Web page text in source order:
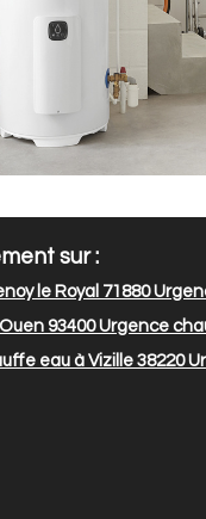
sur :
le Royal 71880
93400Urgence
eau à Vizille 38220